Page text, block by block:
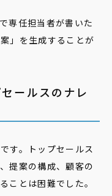
専任担当者が書いた
」を生成することが
ールスのナレ
す。トップセールス
提案の構成、顧客の
ことは困難でした。